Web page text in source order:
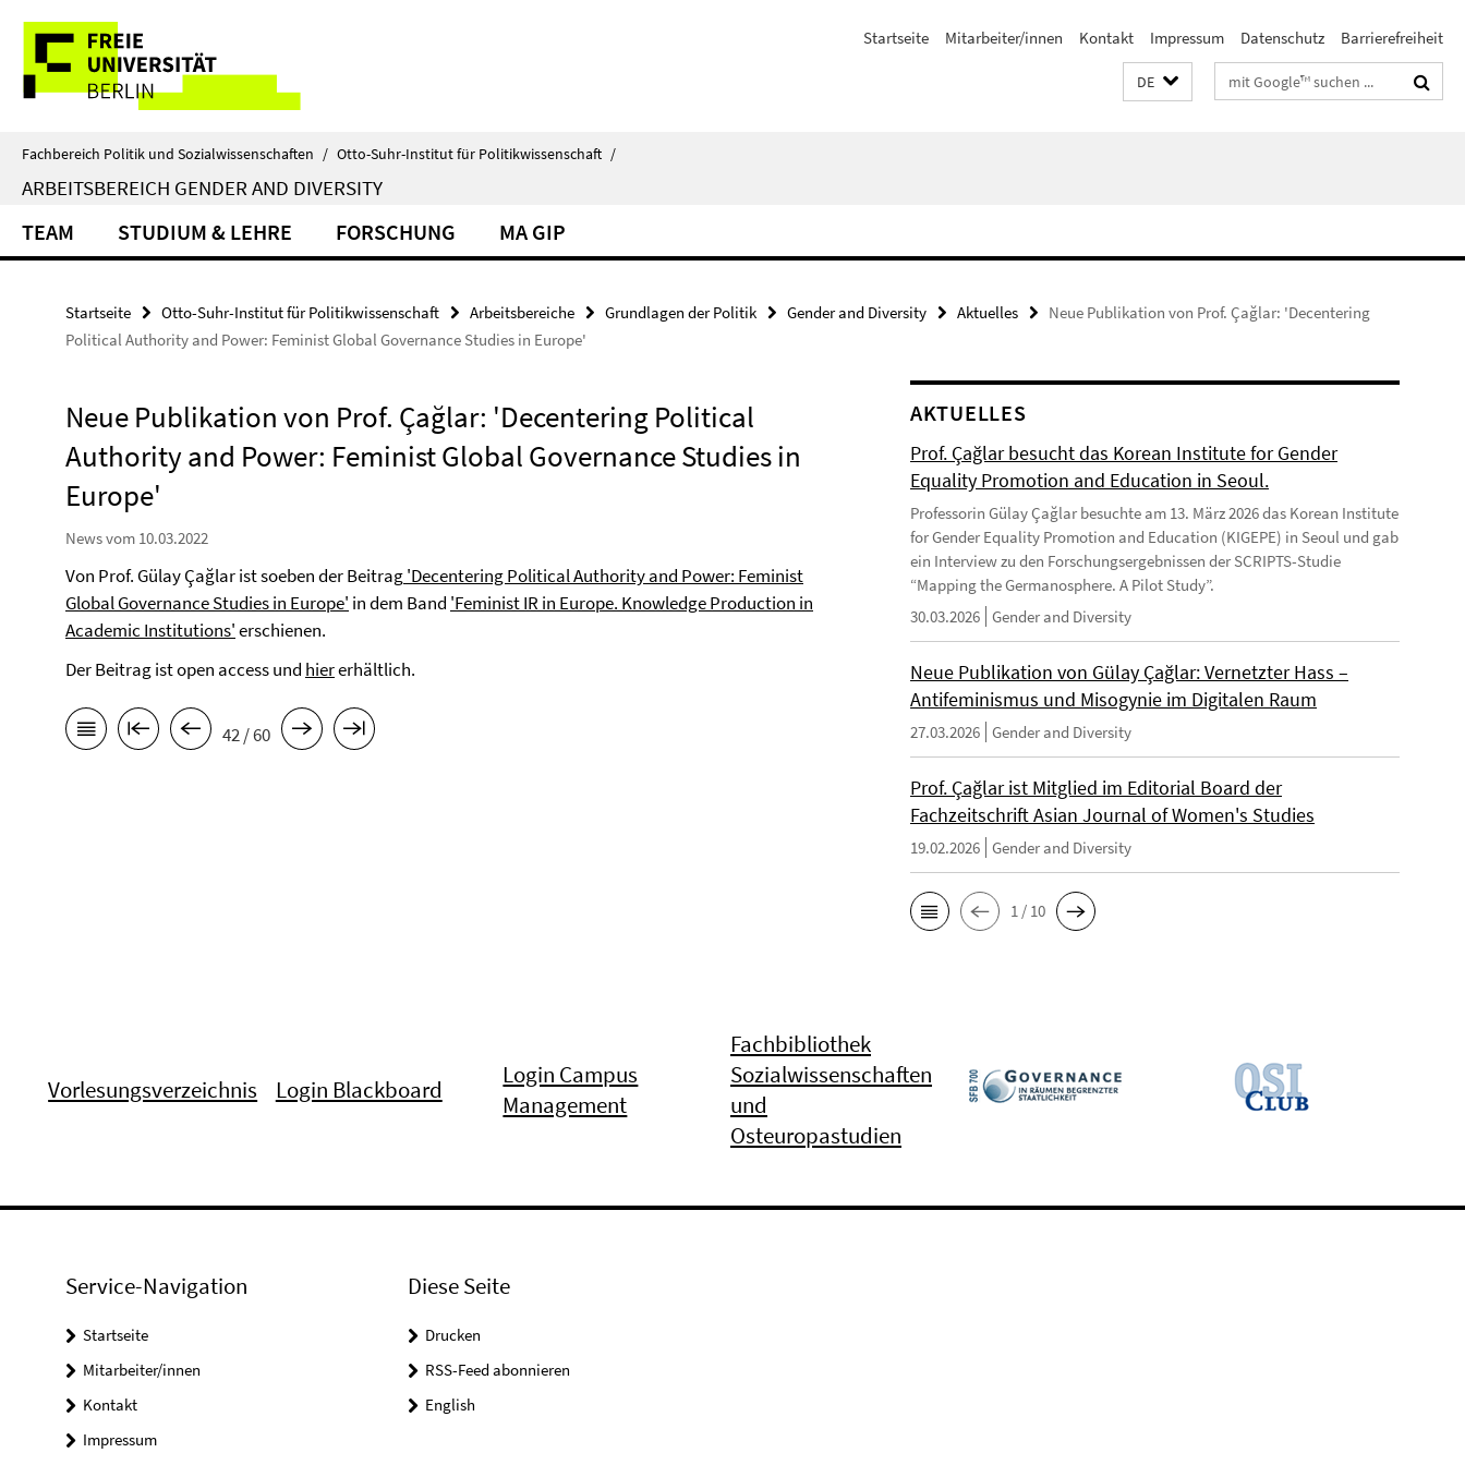
direkt
Inhalt
Service-
Navigation
Startseite Mitarbeiter/innen Kontakt Impressum Datenschutz Barrierefreiheit
DE Suchbegriffe
Fachbereich Politik und Sozialwissenschaften / Otto-Suhr-Institut für Politikwissenschaft /
ARBEITSBEREICH GENDER AND DIVERSITY
TEAM STUDIUM & LEHRE FORSCHUNG MA GIP
Startseite Otto-Suhr-Institut für Politikwissenschaft Arbeitsbereiche Grundlagen der Politik Gender and Diversity Aktuelles
Neue Publikation von Prof. Çağlar: 'Decentering
Political Authority and Power: Feminist Global Governance Studies in Europe'
Neue Publikation von Prof. Çağlar: 'Decentering Political
Authority and Power: Feminist Global Governance Studies in
Europe'
News vom 10.03.2022
Von Prof. Gülay Çağlar ist soeben der Beitrag'Decentering Political Authority and Power: Feminist
Global Governance Studies in Europe' in dem Band 'Feminist IR in Europe. Knowledge Production in
Academic Institutions'erschienen.
Der Beitrag ist open access und hiererhältlich.
42 / 60
AKTUELLES
Prof. Çağlar besucht das Korean Institute for Gender
Equality Promotion and Education in Seoul.
Professorin Gülay Çağlar besuchte am 13. März 2026 das Korean Institute
for Gender Equality Promotion and Education (KIGEPE) in Seoul und gab
ein Interview zu den Forschungsergebnissen der SCRIPTS-Studie
“Mapping the Germanosphere. A Pilot Study”.
30.03.2026 Gender and Diversity
Neue Publikation von Gülay Çağlar: Vernetzter Hass –
Antifeminismus und Misogynie im Digitalen Raum
27.03.2026 Gender and Diversity
Prof. Çağlar ist Mitglied im Editorial Board der
Fachzeitschrift Asian Journal of Women's Studies
19.02.2026 Gender and Diversity
1 / 10
Vorlesungsverzeichnis Login Blackboard
Login Campus
Management
Fachbibliothek
Sozialwissenschaften
und
Osteuropastudien
Service-Navigation
Startseite
Mitarbeiter/innen
Kontakt
Impressum
Diese Seite
Drucken
RSS-Feed abonnieren
English